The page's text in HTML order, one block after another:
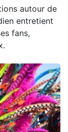
autour de
entretient
fans,